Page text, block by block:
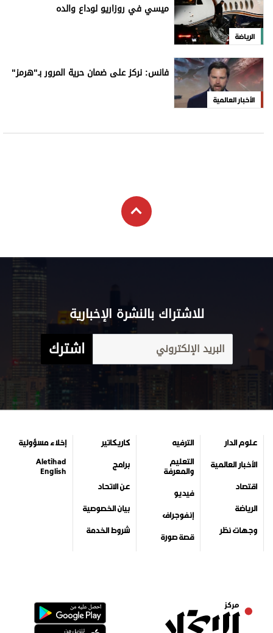
الرياضة
ميسي في روزاريو لوداع والده
الأخبار العالمية
فانس: نركز على ضمان حرية المرور بـ"هرمز"
للاشتراك بالنشرة الإخبارية
اشترك
علوم الدار
الأخبار العالمية
اقتصاد
الرياضة
وجهات نظر
الترفيه
التعليم
والمعرفة
فيديو
إنفوجراف
قصة صورة
كاريكاتير
برامج
عن الاتحاد
بيان الخصوصية
شروط الخدمة
إخلاء مسؤولية
Aletihad
English